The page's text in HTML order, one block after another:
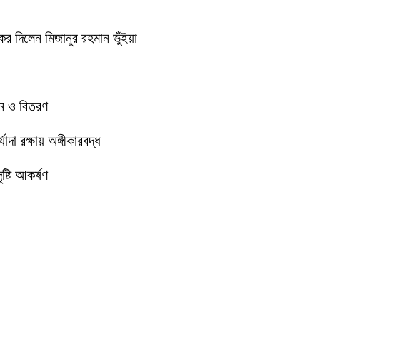
দিলেন মিজানুর রহমান ভুঁইয়া
ও বিতরণ
রক্ষায় অঙ্গীকারবদ্ধ
আকর্ষণ